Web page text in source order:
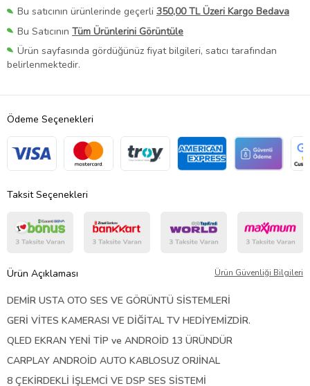
Bu satıcının ürünlerinde geçerli 350,00 TL Üzeri Kargo Bedava
Bu Satıcının Tüm Ürünlerini Görüntüle
Ürün sayfasında gördüğünüz fiyat bilgileri, satıcı tarafından
belirlenmektedir.
Ödeme Seçenekleri
Taksit Seçenekleri
Ürün Açıklaması Ürün Güvenliği Bilgileri
DEMİR USTA OTO SES VE GÖRÜNTÜ SİSTEMLERİ
GERİ VİTES KAMERASI VE DİĞİTAL TV HEDİYEMİZDİR.
QLED EKRAN YENİ TİP ve ANDROİD 13 ÜRÜNDÜR
CARPLAY ANDROİD AUTO KABLOSUZ ORJİNAL
8 ÇEKİRDEKLİ İŞLEMCİ VE DSP SES SİSTEMİ